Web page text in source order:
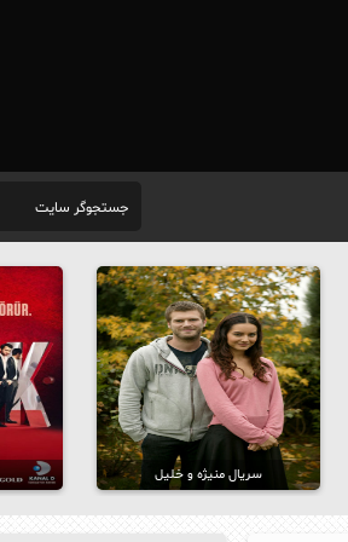
سریال منیژه و خلیل